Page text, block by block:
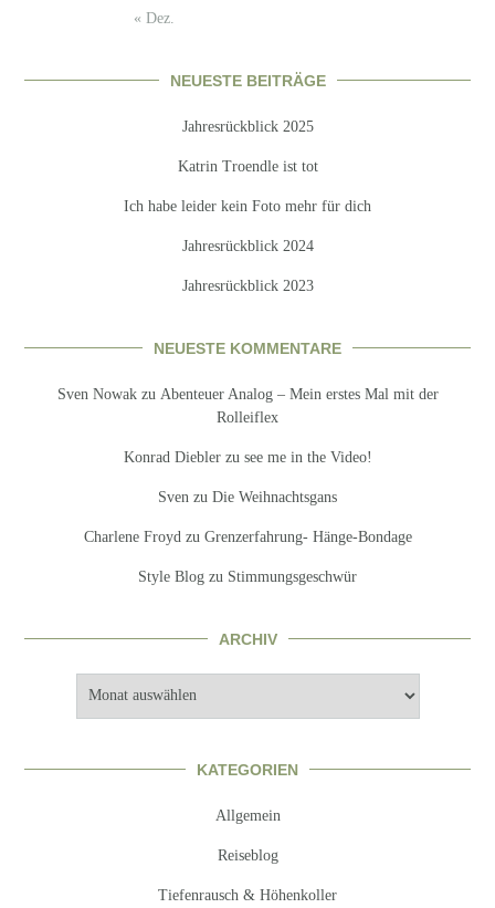
« Dez.
NEUESTE BEITRÄGE
Jahresrückblick 2025
Katrin Troendle ist tot
Ich habe leider kein Foto mehr für dich
Jahresrückblick 2024
Jahresrückblick 2023
NEUESTE KOMMENTARE
Sven Nowakzu Abenteuer Analog – Mein erstes Mal mit der
Rolleiflex
Konrad Dieblerzu see me in the Video!
Sven zu Die Weihnachtsgans
Charlene Froyd zu Grenzerfahrung- Hänge-Bondage
Style Blog zu Stimmungsgeschwür
ARCHIV
KATEGORIEN
Allgemein
Reiseblog
Tiefenrausch & Höhenkoller